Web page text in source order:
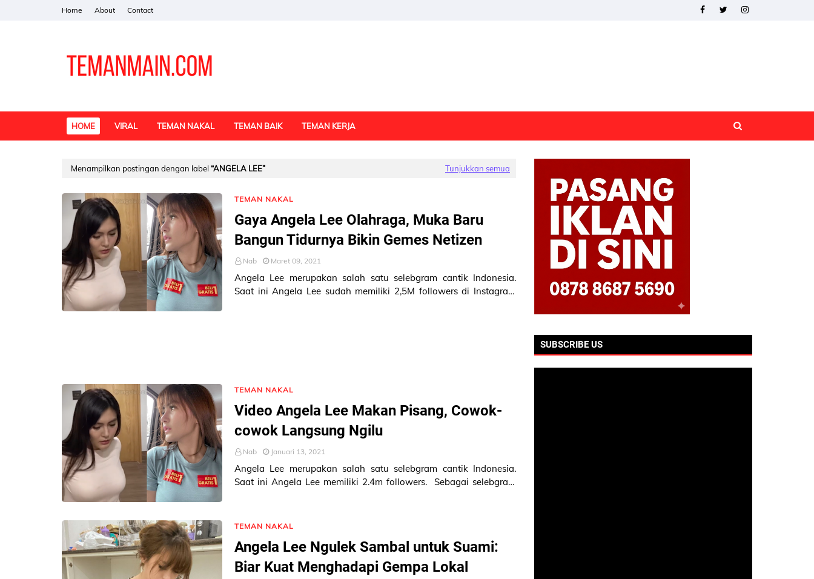
Home About Contact
HOME VIRAL TEMAN NAKAL TEMAN BAIK TEMAN KERJA
Menampilkan postingan dengan label ANGELA LEE Tunjukkan semua
TEMAN NAKAL
Gaya Angela Lee Olahraga, Muka Baru
Bangun Tidurnya Bikin Gemes Netizen
Nab Maret 09, 2021
Angela Lee merupakan salah satu selebgram cantik Indonesia.
Saat ini Angela Lee sudah memiliki 2,5M followers di Instagram
TEMAN NAKAL
Video Angela Lee Makan Pisang, Cowok-
cowok Langsung Ngilu
Nab Januari 13, 2021
Angela Lee merupakan salah satu selebgram cantik Indonesia.
Saat ini Angela Lee memiliki 2.4m followers. Sebagai selebgram
TEMAN NAKAL
Angela Lee Ngulek Sambal untuk Suami:
Biar Kuat Menghadapi Gempa Lokal
SUBSCRIBE US